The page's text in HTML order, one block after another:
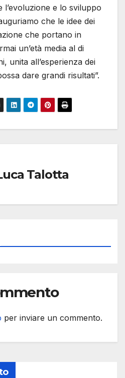
l’evoluzione e lo sviluppo
che le idee dei
che portano in
un’età media al di
unita all’esperienza dei
dare grandi risultati”.
Talotta
per inviare un commento.